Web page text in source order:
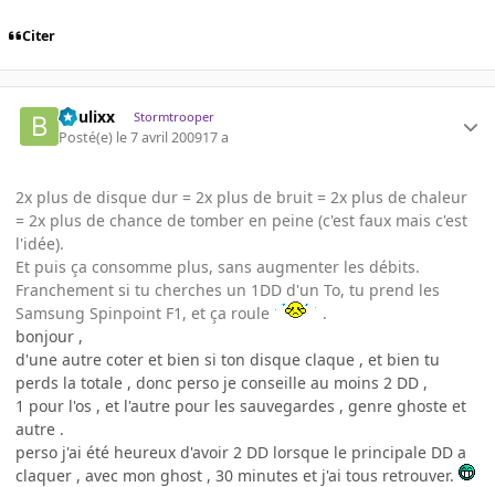
Citer
boulixx Stormtrooper
Posté(e) le 7 avril 200917 a
2x plus de disque dur = 2x plus de bruit = 2x plus de chaleur
= 2x plus de chance de tomber en peine (c'est faux mais c'est
l'idée).
Et puis ça consomme plus, sans augmenter les débits.
Franchement si tu cherches un 1DD d'un To, tu prend les
Samsung Spinpoint F1, et ça roule
.
bonjour ,
d'une autre coter et bien si ton disque claque , et bien tu
perds la totale , donc perso je conseille au moins 2 DD ,
1 pour l'os , et l'autre pour les sauvegardes , genre ghoste et
autre .
perso j'ai été heureux d'avoir 2 DD lorsque le principale DD a
claquer , avec mon ghost , 30 minutes et j'ai tous retrouver.